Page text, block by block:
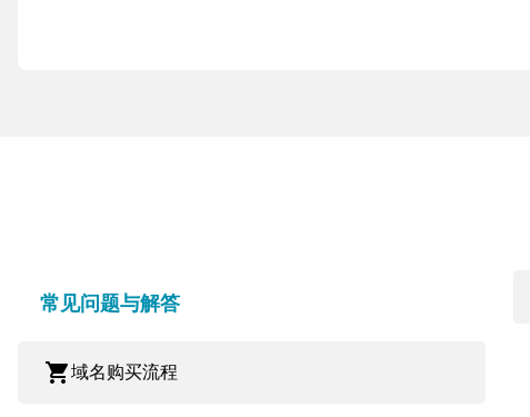
常见问题与解答
shopping_cart域名购买流程